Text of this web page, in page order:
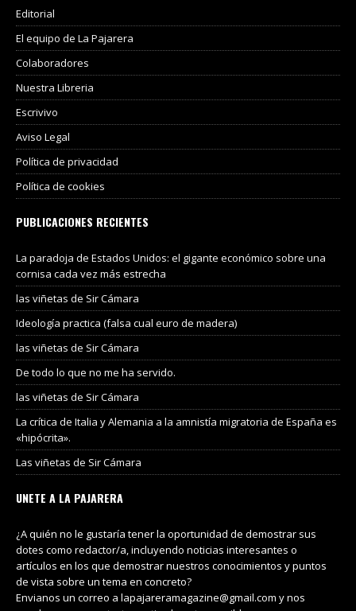
Editorial
El equipo de La Pajarera
Colaboradores
Nuestra Libreria
Escrivivo
Aviso Legal
Política de privacidad
Política de cookies
PUBLICACIONES RECIENTES
La paradoja de Estados Unidos: el gigante económico sobre una
cornisa cada vez más estrecha
las viñetas de Sir Cámara
Ideología practica (falsa cual euro de madera)
las viñetas de Sir Cámara
De todo lo que no me ha servido.
las viñetas de Sir Cámara
La crítica de Italia y Alemania a la amnistía migratoria de España es
«hipócrita».
Las viñetas de Sir Cámara
UNETE A LA PAJARERA
¿A quién no le gustaría tener la oportunidad de demostrar sus
dotes como redactor/a, incluyendo noticias interesantes o
artículos en los que demostrar nuestros conocimientos y puntos
de vista sobre un tema en concreto?
Envianos un correo a lapajareramagazine@gmail.com y nos